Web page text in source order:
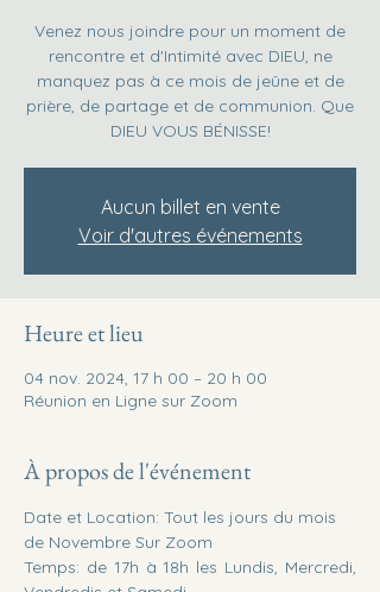
Venez nous joindre pour un moment de
rencontre et d'Intimité avec DIEU, ne
manquez pas à ce mois de jeûne et de
prière, de partage et de communion. Que
DIEU VOUS BÉNISSE!
Aucun billet en vente
Voir d'autres événements
Heure et lieu
04 nov. 2024, 17 h 00 – 20 h 00
Réunion en Ligne sur Zoom
À propos de l'événement
Date et Location: Tout les jours du mois
de Novembre Sur Zoom
Temps: de 17h à 18h les Lundis, Mercredi,